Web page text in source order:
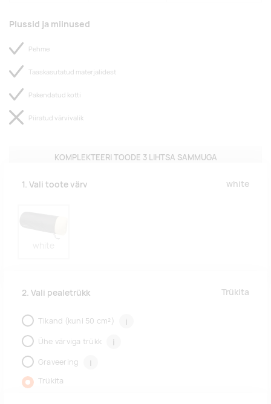
Plussid ja miinused
Pehme
Taaskasutatud materjalidest
Pakendatud kotti
Piiratud värvivalik
KOMPLEKTEERI TOODE 3 LIHTSA SAMMUGA
1. Vali toote värv white
2. Vali pealetrükk Trükita
Tikand (kuni 50 cm²) i
Ühe värviga trükk i
Graveering i
Trükita